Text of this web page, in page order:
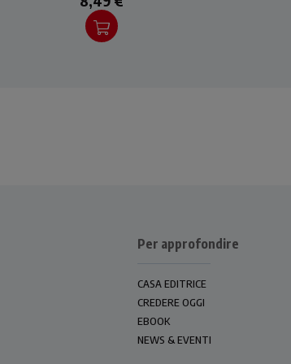
Per approfondire
CASA EDITRICE
CREDERE OGGI
EBOOK
NEWS & EVENTI